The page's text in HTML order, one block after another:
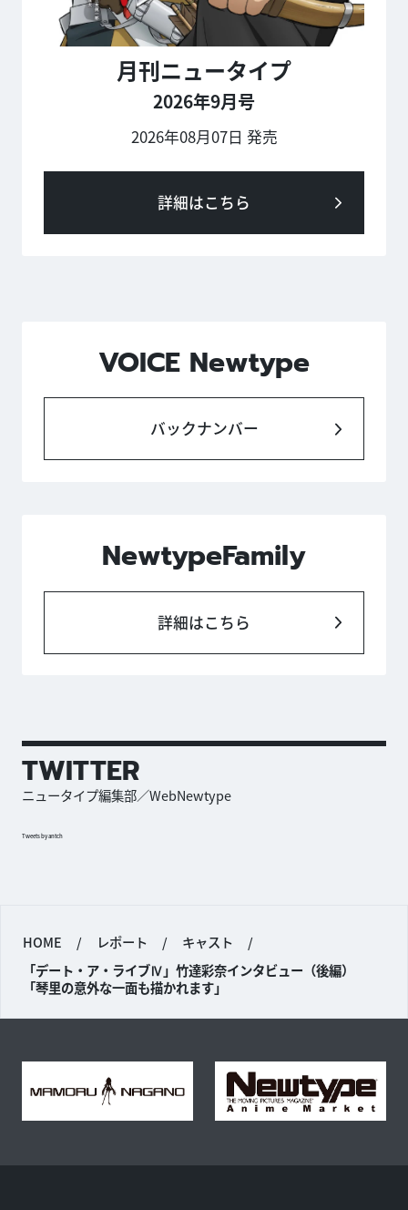
月刊ニュータイプ
2026年9月号
2026年08月07日 発売
詳細はこちら
VOICE Newtype
バックナンバー
NewtypeFamily
詳細はこちら
TWITTER
ニュータイプ編集部／WebNewtype
Tweets by antch
HOME / レポート / キャスト
/
「デート・ア・ライブⅣ」竹達彩奈インタビュー（後編）
「琴里の意外な一面も描かれます」